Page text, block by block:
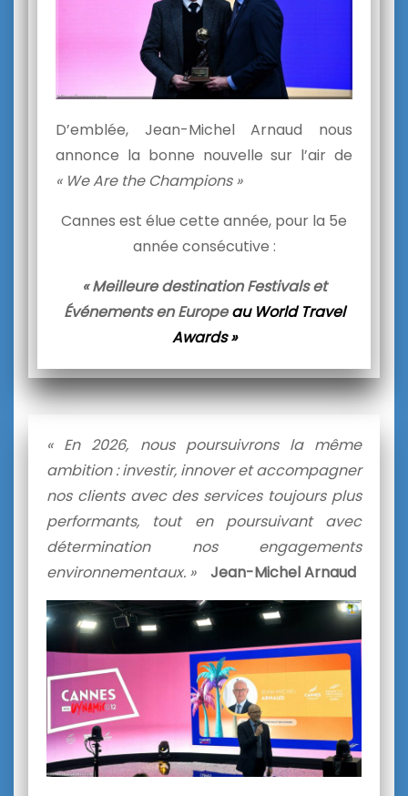
D’emblée, Jean-Michel Arnaud nous
annonce la bonne nouvelle sur l’air de
« We Are the Champions »
Cannes est élue cette année, pour la 5e
année consécutive :
« Meilleure destination Festivals et
Événements en Europeau World Travel
Awards »
« En 2026, nous poursuivrons la même
ambition : investir, innover et accompagner
nos clients avec des services toujours plus
performants, tout en poursuivant avec
détermination nos engagements
environnementaux. »
Jean-Michel Arnaud